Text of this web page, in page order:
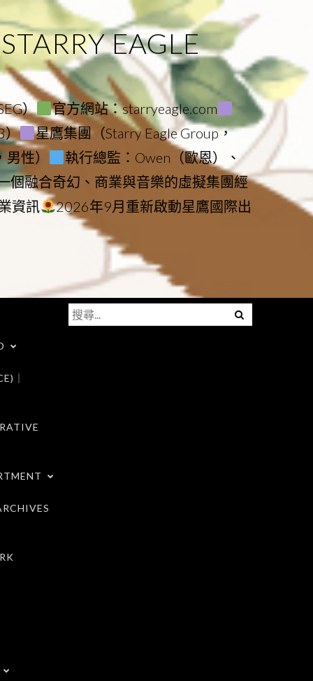
EAGLE
）
官方網站：starryeagle.com
）
星鷹集團（Starry Eagle Group，
性）
執行總監：Owen（歐恩）、
個融合奇幻、商業與音樂的虛擬集團經
資訊
2026年9月重新啟動星鷹國際出
｜
Menu
搜
尋